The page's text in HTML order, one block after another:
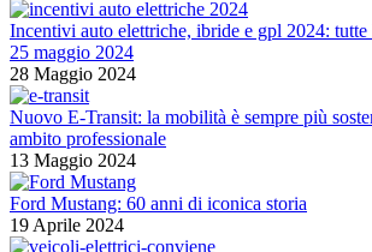
Incentivi auto elettriche, ibride e gpl 2024:
25 maggio 2024
28 Maggio 2024
Nuovo E-Transit: la mobilità è sempre più
ambito professionale
13 Maggio 2024
Ford Mustang: 60 anni di iconica storia
19 Aprile 2024